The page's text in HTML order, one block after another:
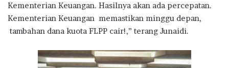
Kementerian Keuangan. Hasilnya akan ada percepatan.
Kementerian Keuangan memastikan minggu depan,
tambahan dana kuota FLPP cair!,” terang Junaidi.